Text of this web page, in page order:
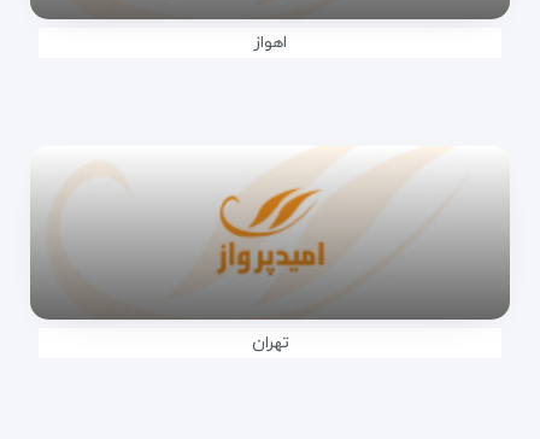
اهواز
تهران